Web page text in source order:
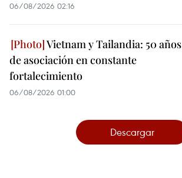
06/08/2026 02:16
Vietnam y Tailandia: 50 años
de asociación en constante
fortalecimiento
06/08/2026 01:00
Descargar